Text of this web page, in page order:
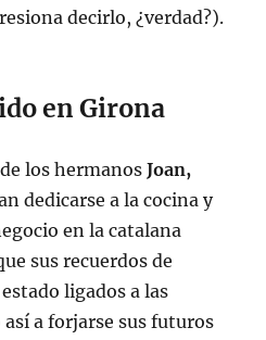
decirlo, ¿verdad?).
en Girona
los hermanosJoan,
dedicarse a la cocina y
en la catalana
sus recuerdos de
ligados a las
a forjarse sus futuros